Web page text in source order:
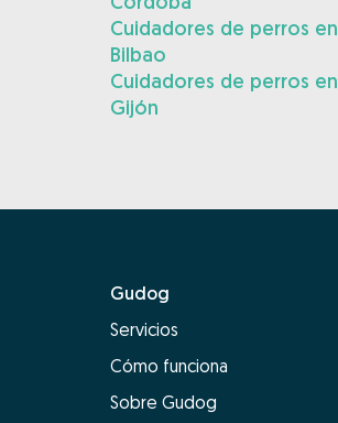
Cuidadores de perros en
Bilbao
Cuidadores de perros en
Gijón
Gudog
Servicios
Cómo funciona
Sobre Gudog